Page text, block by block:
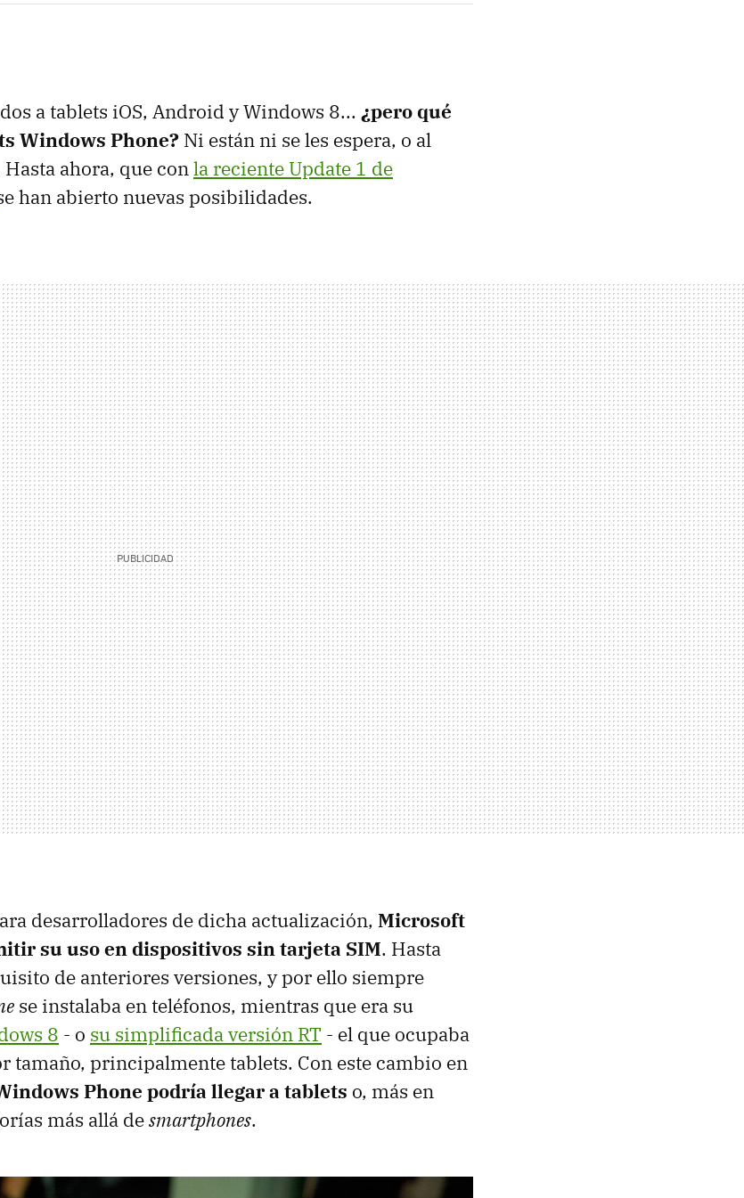
a tablets iOS, Android y Windows 8... ¿pero qué
Windows Phone? Ni están ni se les espera, o al
ahora, que conla reciente Update 1 de
han abierto nuevas posibilidades.
desarrolladores de dicha actualización, Microsoft
su uso en dispositivos sin tarjeta SIM. Hasta
de anteriores versiones, y por ello siempre
se instalaba en teléfonos, mientras que era su
8 - o su simplificada versión RT - el que ocupaba
tamaño, principalmente tablets. Con este cambio en
Phone podría llegar a tablets o, más en
más allá desmartphones.